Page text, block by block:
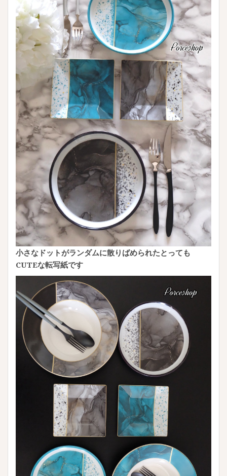
小さなドットがランダムに散りばめられたとっても
CUTEな転写紙です